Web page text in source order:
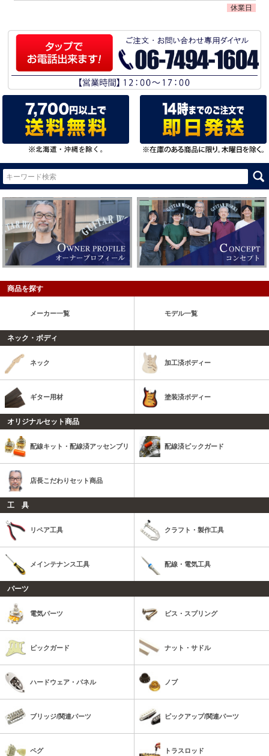
休業日
商品を探す
メーカー一覧 モデル一覧
ネック・ボディ
ネック 加工済ボディー
ギター用材 塗装済ボディー
オリジナルセット商品
配線キット・配線済アッセンブリ 配線済ピックガード
店長こだわりセット商品
工 具
リペア工具 クラフト・製作工具
メインテナンス工具 配線・電気工具
パーツ
電気パーツ ビス・スプリング
ピックガード ナット・サドル
ハードウェア・パネル ノブ
ブリッジ/関連パーツ ピックアップ/関連パーツ
ペグ トラスロッド